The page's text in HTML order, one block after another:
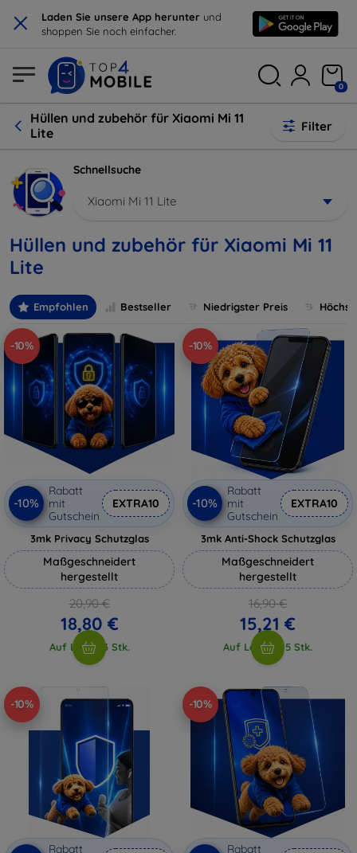
× Laden Sie unsere App herunter und
shoppen Sie noch einfacher.
0
Hüllen und zubehör für Xiaomi Mi 11
Lite
Filter
Schnellsuche
Xiaomi Mi 11 Lite
Hüllen und zubehör für Xiaomi Mi 11
Lite
Empfohlen Bestseller Niedrigster Preis
-10%
-10%
Rabatt
mit
Gutschein
EXTRA10
3mk Privacy Schutzglas
Maßgeschneidert
hergestellt
20,90 €
18,80 €
Auf Lager 3 Stk.
-10%
-10%
Rabatt
mit
Gutschein
EXTRA10
3mk Anti-Shock Schutzglas
Maßgeschneidert
hergestellt
16,90 €
15,21 €
Auf Lager > 5 Stk.
-10%
Rabatt
-10%
Rabatt